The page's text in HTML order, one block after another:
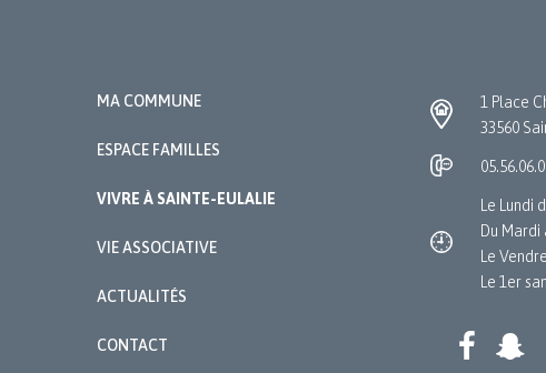
MA COMMUNE
ESPACE FAMILLES
VIVRE À SAINTE-EULALIE
VIE ASSOCIATIVE
ACTUALITÉS
CONTACT
1 Place
33560
Le Lundi
Du Mardi
Le
Le 1er